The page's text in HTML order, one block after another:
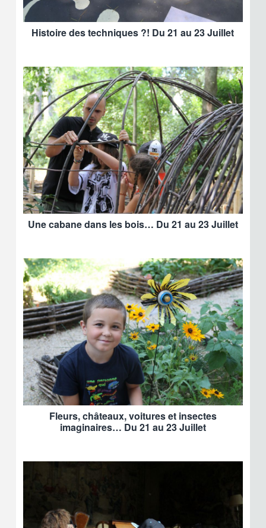
Histoire des techniques ?! Du 21 au 23 Juillet
Une cabane dans les bois… Du 21 au 23 Juillet
Fleurs, châteaux, voitures et insectes
imaginaires… Du 21 au 23 Juillet